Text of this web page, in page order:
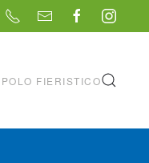
POLO FIERISTICO